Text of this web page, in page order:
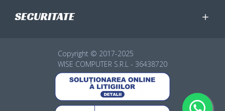
SECURITATE
Copyright © 2017-2025
WISE COMPUTER S.R.L - 36438720